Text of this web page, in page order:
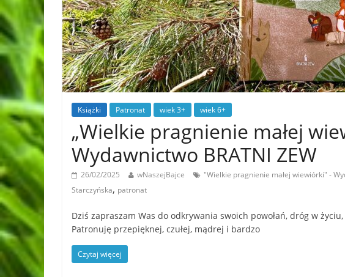
Książki Patronat wiek 3+ wiek 6+
„Wielkie pragnienie małej
Wydawnictwo BRATNI ZEW
26/02/2025 wNaszejBajce "Wielkie pragnienie małej wiewiórki" -
Starczyńska, patronat
Dziś zapraszam Was do odkrywania swoich powołań, dróg w
Patronuję przepięknej, czułej, mądrej i bardzo
Czytaj więcej